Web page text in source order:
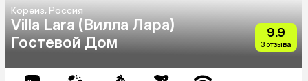
Кореиз, Россия
Villa Lara (Вилла Лара)
Гостевой Дом
9.9
3 отзыва